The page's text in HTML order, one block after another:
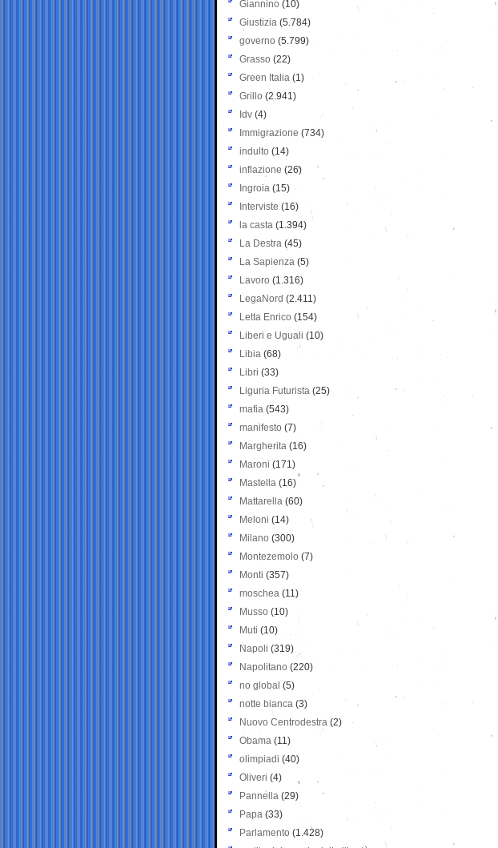
Giannino (10)
Giustizia (5.784)
governo (5.799)
Grasso (22)
Green Italia (1)
Grillo (2.941)
Idv (4)
Immigrazione (734)
indulto (14)
inflazione (26)
Ingroia (15)
Interviste (16)
la casta (1.394)
La Destra (45)
La Sapienza (5)
Lavoro (1.316)
LegaNord (2.411)
Letta Enrico (154)
Liberi e Uguali (10)
Libia (68)
Libri (33)
Liguria Futurista (25)
mafia (543)
manifesto (7)
Margherita (16)
Maroni (171)
Mastella (16)
Mattarella (60)
Meloni (14)
Milano (300)
Montezemolo (7)
Monti (357)
moschea (11)
Musso (10)
Muti (10)
Napoli (319)
Napolitano (220)
no global (5)
notte bianca (3)
Nuovo Centrodestra (2)
Obama (11)
olimpiadi (40)
Oliveri (4)
Pannella (29)
Papa (33)
Parlamento (1.428)